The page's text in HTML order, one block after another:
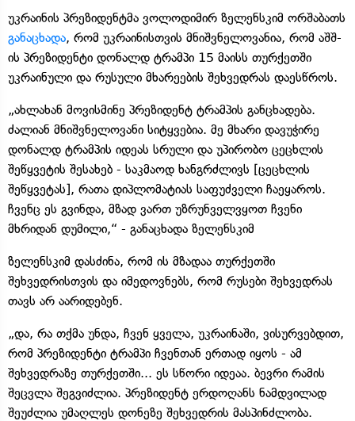
უკრაინის პრეზიდენტმა ვოლოდიმირ ზელენსკიმ ორშაბათს
განაცხადა, რომ უკრაინისთვის მნიშვნელოვანია, რომ აშშ-
ის პრეზიდენტი დონალდ ტრამპი 15 მაისს თურქეთში
უკრაინული და რუსული მხარეების შეხვედრას დაესწროს.
„ახლახან მოვისმინე პრეზიდენტ ტრამპის განცხადება.
ძალიან მნიშვნელოვანი სიტყვებია. მე მხარი დავუჭირე
დონალდ ტრამპის იდეას სრული და უპირობო ცეცხლის
შეწყვეტის შესახებ - საკმაოდ ხანგრძლივს [ცეცხლის
შეწყვეტას], რათა დიპლომატიას საფუძველი ჩაეყაროს.
ჩვენც ეს გვინდა, მზად ვართ უზრუნველვყოთ ჩვენი
მხრიდან დუმილი,“ - განაცხადა ზელენსკიმ
ზელენსკიმ დასძინა, რომ ის მზადაა თურქეთში
შეხვედრისთვის და იმედოვნებს, რომ რუსები შეხვედრას
თავს არ აარიდებენ.
„და, რა თქმა უნდა, ჩვენ ყველა, უკრაინაში, ვისურვებდით,
რომ პრეზიდენტი ტრამპი ჩვენთან ერთად იყოს - ამ
შეხვედრაზე თურქეთში... ეს სწორი იდეაა. ბევრი რამის
შეცვლა შეგვიძლია. პრეზიდენტ ერდოღანს ნამდვილად
შეუძლია უმაღლეს დონეზე შეხვედრის მასპინძლობა.